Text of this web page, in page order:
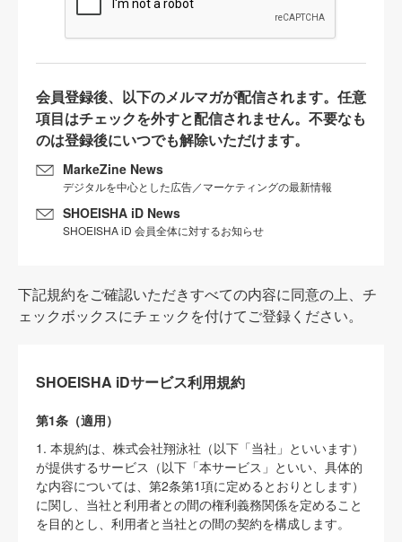
会員登録後、以下のメルマガが配信されます。任意
項目はチェックを外すと配信されません。不要なも
のは登録後にいつでも解除いただけます。
MarkeZine News
デジタルを中心とした広告／マーケティングの最新情報
SHOEISHA iD News
SHOEISHA iD 会員全体に対するお知らせ
下記規約をご確認いただきすべての内容に同意の上、チ
ェックボックスにチェックを付けてご登録ください。
SHOEISHA iDサービス利用規約
第1条（適用）
1. 本規約は、株式会社翔泳社（以下「当社」といいます）
が提供するサービス（以下「本サービス」といい、具体的
な内容については、第2条第1項に定めるとおりとします）
に関し、当社と利用者との間の権利義務関係を定めること
を目的とし、利用者と当社との間の契約を構成します。